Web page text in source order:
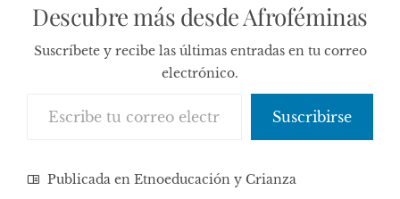
Descubre más desde Afroféminas
Suscríbete y recibe las últimas entradas en tu correo
electrónico.
Suscribirse
Publicada en Etnoeducación y Crianza